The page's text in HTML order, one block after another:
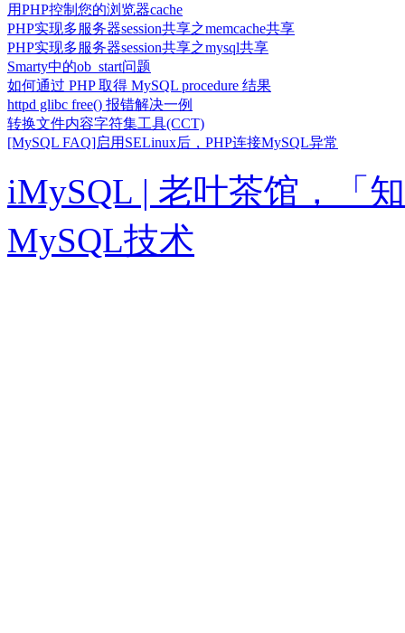
用PHP控制您的浏览器cache
PHP实现多服务器session共享之memcache共享
PHP实现多服务器session共享之mysql共享
Smarty中的ob_start问题
如何通过 PHP 取得 MySQL procedure 结果
httpd glibc free() 报错解决一例
转换文件内容字符集工具(CCT)
[MySQL FAQ]启用SELinux后，PHP连接MySQL异常
iMySQL | 老叶茶馆，「
MySQL技术